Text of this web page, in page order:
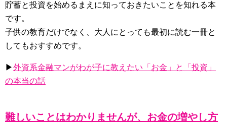
貯蓄と投資を始めるまえに知っておきたいことを知れる本
です。
子供の教育だけでなく、大人にとっても最初に読む一冊と
してもおすすめです。
▶外資系金融マンがわが子に教えたい「お金」と「投資」
の本当の話
難しいことはわかりませんが、お金の増やし方